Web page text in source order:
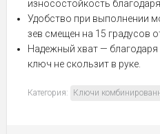
износостойкость
Удобство при выполнении
зев смещен на 15 градусов
Надежный хват —
ключ не скользит в руке.
Категория: Ключи